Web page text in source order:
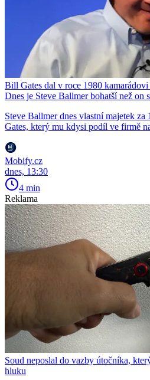
Bill Gates dal v roce 1980
Dnes je Steve Ballmer bohatší než on
Steve Ballmer dnes vlastní majetek
Gates, který mu kdysi podíl ve firmě
Mobify.cz
dnes, 13:30
4 min
Reklama
Soud neposlal do vazby útočníka,
hluku